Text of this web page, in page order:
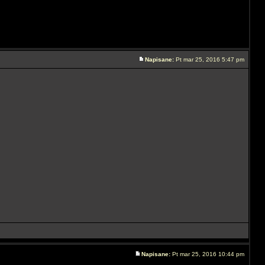
Napisane: Pt mar 25, 2016 5:47 pm
Napisane: Pt mar 25, 2016 10:44 pm